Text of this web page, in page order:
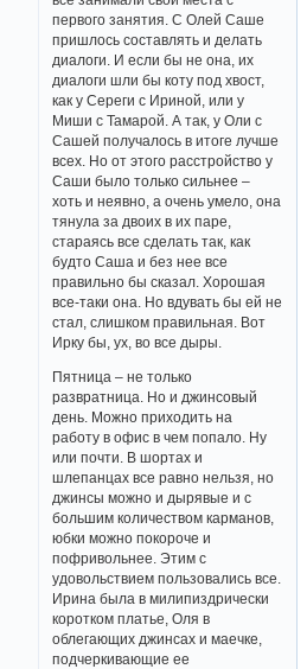
первого занятия. С Олей Саше
пришлось составлять и делать
диалоги. И если бы не она, их
диалоги шли бы коту под хвост,
как у Сереги с Ириной, или у
Миши с Тамарой. А так, у Оли с
Сашей получалось в итоге лучше
всех. Но от этого расстройство у
Саши было только сильнее –
хоть и неявно, а очень умело, она
тянула за двоих в их паре,
стараясь все сделать так, как
будто Саша и без нее все
правильно бы сказал. Хорошая
все-таки она. Но вдувать бы ей не
стал, слишком правильная. Вот
Ирку бы, ух, во все дыры.
Пятница – не только
развратница. Но и джинсовый
день. Можно приходить на
работу в офис в чем попало. Ну
или почти. В шортах и
шлепанцах все равно нельзя, но
джинсы можно и дырявые и с
большим количеством карманов,
юбки можно покороче и
пофривольнее. Этим с
удовольствием пользовались все.
Ирина была в милипиздрически
коротком платье, Оля в
облегающих джинсах и маечке,
подчеркивающие ее